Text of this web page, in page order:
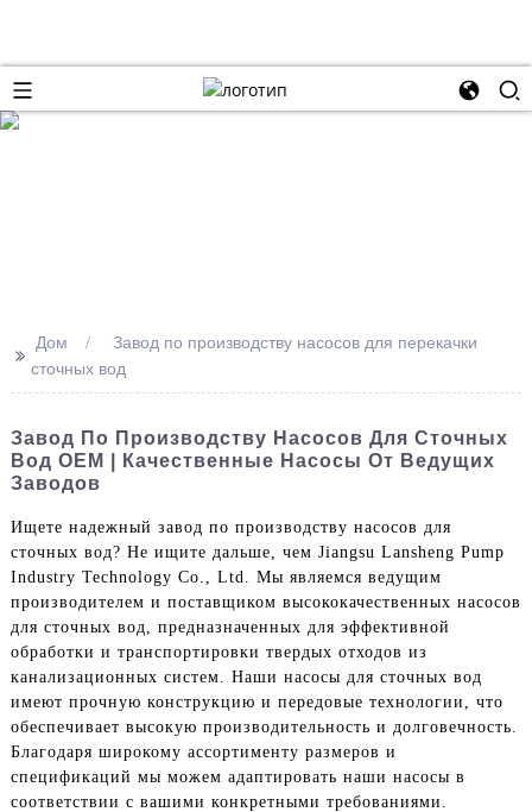
>> Дом
Завод по производству насосов для перекачки
сточных вод
Завод По Производству Насосов Для Сточных
Вод OEM | Качественные Насосы От Ведущих
Заводов
Ищете надежный завод по производству насосов для
сточных вод? Не ищите дальше, чем Jiangsu Lansheng Pump
Industry Technology Co., Ltd. Мы являемся ведущим
производителем и поставщиком высококачественных насосов
для сточных вод, предназначенных для эффективной
обработки и транспортировки твердых отходов из
канализационных систем. Наши насосы для сточных вод
имеют прочную конструкцию и передовые технологии, что
обеспечивает высокую производительность и долговечность.
Благодаря широкому ассортименту размеров и
спецификаций мы можем адаптировать наши насосы в
соответствии с вашими конкретными требованиями.